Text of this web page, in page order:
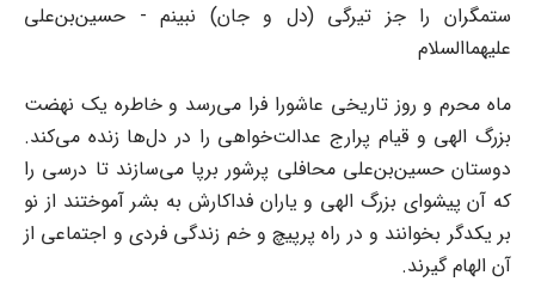
ستمگران را جز تیرگی (دل و جان) نبینم - حسین‌بن‌علی
علیهماالسلام
ماه محرم و روز تاریخی عاشورا فرا می‌رسد و خاطره یک نهضت
بزرگ الهی و قیام پرارج عدالت‌خواهی را در دل‌ها زنده می‌کند.
دوستان حسین‌بن‌علی محافلی پرشور برپا می‌سازند تا درسی را
که آن پیشوای بزرگ الهی و یاران فداکارش به بشر آموختند از نو
بر یکدگر بخوانند و در راه پرپیچ و خم زندگی فردی و اجتماعی از
آن الهام گیرند.